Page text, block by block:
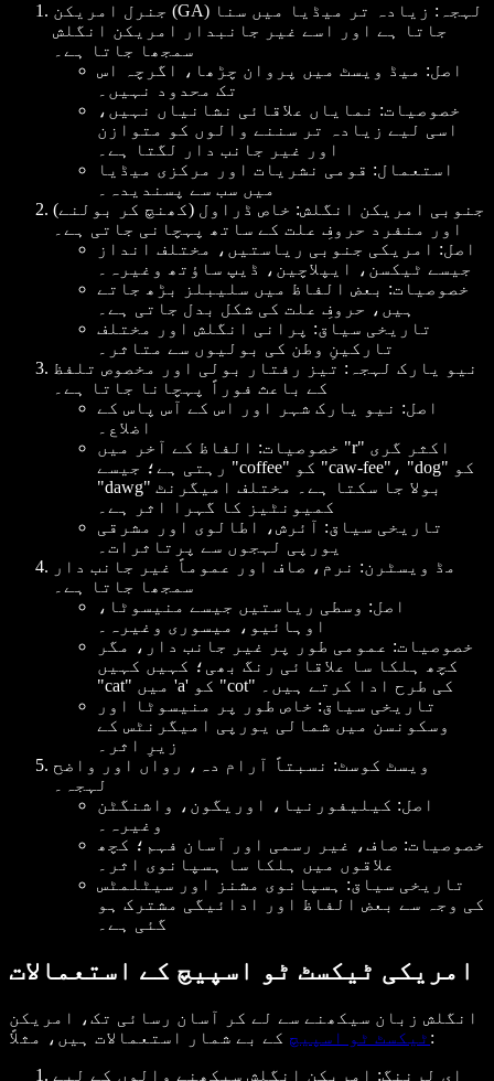
جنرل امریکن (GA) لہجہ: زیادہ تر میڈیا میں سنا
جاتا ہے اور اسے غیر جانبدار امریکن انگلش
سمجھا جاتا ہے۔
اصل: میڈ ویسٹ میں پروان چڑھا، اگرچہ اس
تک محدود نہیں۔
خصوصیات: نمایاں علاقائی نشانیاں نہیں،
اسی لیے زیادہ تر سننے والوں کو متوازن
اور غیر جانب دار لگتا ہے۔
استعمال: قومی نشریات اور مرکزی میڈیا
میں سب سے پسندیدہ۔
جنوبی امریکن انگلش: خاص ڈراول (کھنچ کر بولنے)
اور منفرد حروفِ علت کے ساتھ پہچانی جاتی ہے۔
اصل: امریکی جنوبی ریاستیں، مختلف انداز
جیسے ٹیکسن، ایپلاچین، ڈیپ ساؤتھ وغیرہ۔
خصوصیات: بعض الفاظ میں سلیبلز بڑھ جاتے
ہیں، حروفِ علت کی شکل بدل جاتی ہے۔
تاریخی سیاق: پرانی انگلش اور مختلف
تارکینِ وطن کی بولیوں سے متاثر۔
نیو یارک لہجہ: تیز رفتار بولی اور مخصوص تلفظ
کے باعث فوراً پہچانا جاتا ہے۔
اصل: نیو یارک شہر اور اس کے آس پاس کے
اضلاع۔
خصوصیات: الفاظ کے آخر میں "r" اکثر گری
رہتی ہے؛ جیسے "coffee" کو "caw-fee"، "dog" کو
"dawg" بولا جا سکتا ہے۔ مختلف امیگرنٹ
کمیونٹیز کا گہرا اثر ہے۔
تاریخی سیاق: آئرش، اطالوی اور مشرقی
یورپی لہجوں سے پرتاثرات۔
مڈ ویسٹرن: نرم، صاف اور عموماً غیر جانب دار
سمجھا جاتا ہے۔
اصل: وسطی ریاستیں جیسے منیسوٹا،
اوہائیو، میسوری وغیرہ۔
خصوصیات: عمومی طور پر غیر جانب دار، مگر
کچھ ہلکا سا علاقائی رنگ بھی؛ کہیں کہیں
"cat" میں 'a' کو "cot" کی طرح ادا کرتے ہیں۔
تاریخی سیاق: خاص طور پر منیسوٹا اور
وسکونسن میں شمالی یورپی امیگرنٹس کے
زیرِ اثر۔
ویسٹ کوسٹ: نسبتاً آرام دہ، رواں اور واضح
لہجہ۔
اصل: کیلیفورنیا، اوریگون، واشنگٹن
وغیرہ۔
خصوصیات: صاف، غیر رسمی اور آسان فہم؛ کچھ
علاقوں میں ہلکا سا ہسپانوی اثر۔
تاریخی سیاق: ہسپانوی مشنز اور سیٹلمٹس
کی وجہ سے بعض الفاظ اور ادائیگی مشترک ہو
گئی ہے۔
امریکی ٹیکسٹ ٹو اسپیچ کے استعمالات
انگلش زبان سیکھنے سے لے کر آسان رسائی تک، امریکن
ٹیکسٹ ٹو اسپیچ کے بے شمار استعمالات ہیں، مثلاً:
ای لرننگ: امریکن انگلش سیکھنے والوں کے لیے